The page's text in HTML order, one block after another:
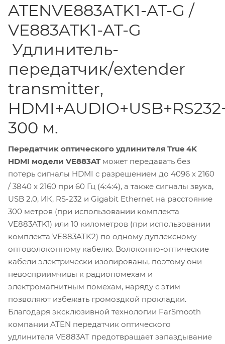
ATENVE883ATK1-AT-G /
VE883ATK1-AT-G
Удлинитель-
передатчик/extender
transmitter,
300 м.
Передатчик оптического удлинителя True 4K
HDMI модели VE883ATможет передавать без
потерь сигналы HDMI с разрешением до 4096 x 2160
/ 3840 x 2160 при 60 Гц (4:4:4), а также сигналы звука,
USB 2.0, ИК, RS-232 и Gigabit Ethernet на расстояние
300 метров (при использовании комплекта
VE883ATK1) или 10 километров (при использовании
комплекта VE883ATK2) по одному дуплексному
оптоволоконному кабелю. Волоконно-оптические
кабели электрически изолированы, поэтому они
невосприимчивы к радиопомехам и
электромагнитным помехам, наряду с этим
позволяют избежать громоздкой прокладки.
Благодаря эксклюзивной технологии FarSmooth
компании ATEN передатчик оптического
удлинителя VE883AT предотвращает запаздывание